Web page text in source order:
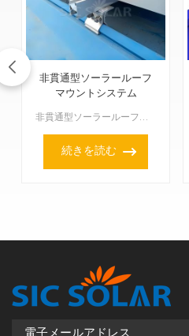
非貫通型ソーラールーフ
マウントシステム
非貫通型ソーラールーフマウントシステムは、屋根に穴を開けることなくソーラーパネルを固定できるよう特別に設計されているため、屋根構造への損傷を心配する必要がなく、屋根の防水性も確保できます。このようなシ...
続きを読む